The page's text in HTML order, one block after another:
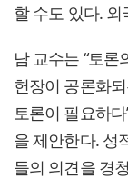
할 수도 있다. 외
남 교수는 “토
헌장이 공론화
토론이 필요하
을 제안한다. 성
들의 의견을 경